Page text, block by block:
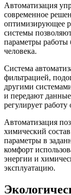
Автоматизация
современное
оптимизирующее
системы
параметры работы
человека.
Система
фильтрацией,
другими
и передают
регулирует работу
Автоматизация
химический
параметры в
комфорт
энергии и
эксплуатацию.